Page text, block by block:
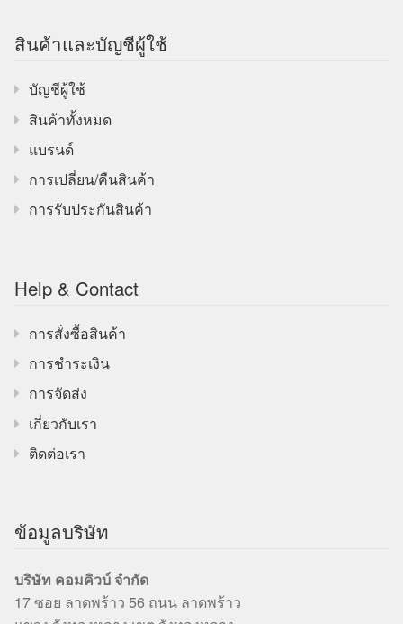
สินค้าและบัญชีผู้ใช้
บัญชีผู้ใช้
สินค้าทั้งหมด
แบรนด์
การเปลี่ยน/คืนสินค้า
การรับประกันสินค้า
Help & Contact
การสั่งซื้อสินค้า
การชำระเงิน
การจัดส่ง
เกี่ยวกับเรา
ติดต่อเรา
ข้อมูลบริษัท
บริษัท คอมคิวบ์ จำกัด
17 ซอย ลาดพร้าว 56 ถนน ลาดพร้าว